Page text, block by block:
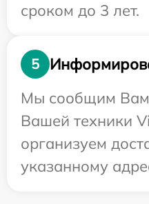
сроком до 3 лет.
5
Мы сообщим Вам
Вашей техники
организуем
указанному